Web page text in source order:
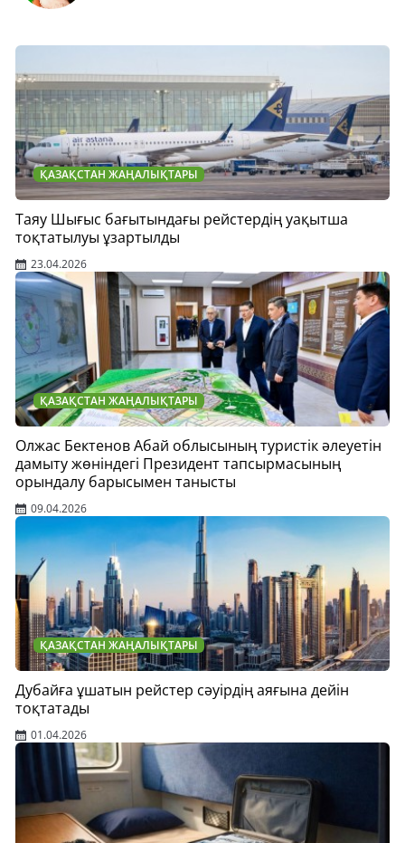
ҚАЗАҚСТАН ЖАҢАЛЫҚТАРЫ
Таяу Шығыс бағытындағы рейстердің уақытша
тоқтатылуы ұзартылды
23.04.2026
ҚАЗАҚСТАН ЖАҢАЛЫҚТАРЫ
Олжас Бектенов Абай облысының туристік әлеуетін
дамыту жөніндегі Президент тапсырмасының
орындалу барысымен танысты
09.04.2026
ҚАЗАҚСТАН ЖАҢАЛЫҚТАРЫ
Дубайға ұшатын рейстер сәуірдің аяғына дейін
тоқтатады
01.04.2026